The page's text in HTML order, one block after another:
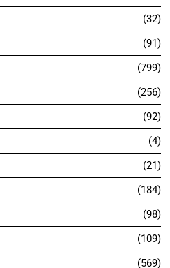
32
91
799
256
92
4
21
184
98
109
569